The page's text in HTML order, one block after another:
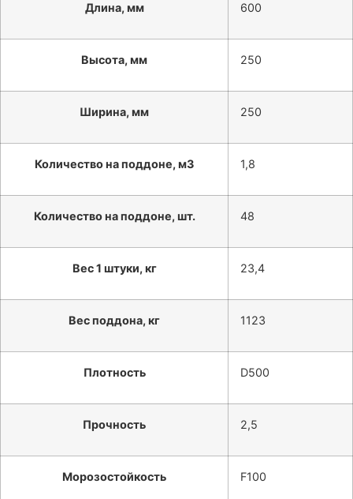
Длина, мм 600
Высота, мм 250
Ширина, мм 250
Количество на поддоне, м3 1,8
Количество на поддоне, шт. 48
Вес 1 штуки, кг 23,4
Вес поддона, кг 1123
Плотность D500
Прочность 2,5
Морозостойкость F100